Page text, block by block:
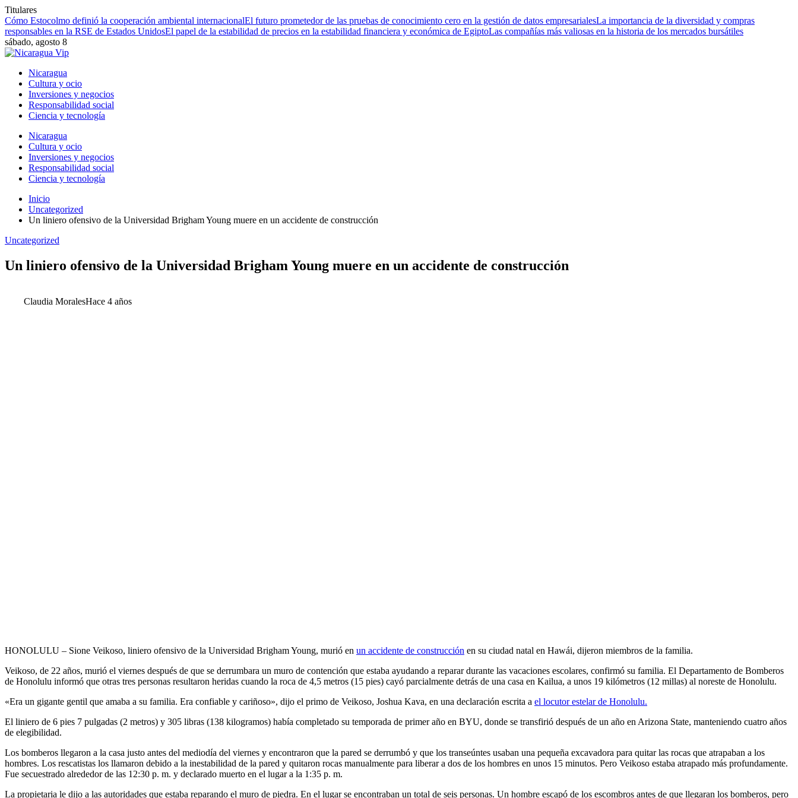
Titulares
Cómo Estocolmo definió la cooperación ambiental internacionalEl futuro prometedor de las pruebas de conocimiento cero en la gestión de datos empresarialesLa importancia de la diversidad y compras
responsables en la RSE de Estados UnidosEl papel de la estabilidad de precios en la estabilidad financiera y económica de EgiptoLas compañías más valiosas en la historia de los mercados bursátiles
sábado, agosto 8
Nicaragua
Cultura y ocio
Inversiones y negocios
Responsabilidad social
Ciencia y tecnología
Nicaragua
Cultura y ocio
Inversiones y negocios
Responsabilidad social
Ciencia y tecnología
Inicio
Uncategorized
Un liniero ofensivo de la Universidad Brigham Young muere en un accidente de construcción
Uncategorized
Un liniero ofensivo de la Universidad Brigham Young muere en un accidente de construcción
Claudia MoralesHace 4 años
HONOLULU – Sione Veikoso, liniero ofensivo de la Universidad Brigham Young, murió en un accidente de construcción en su ciudad natal en Hawái, dijeron miembros de la familia.
Veikoso, de 22 años, murió el viernes después de que se derrumbara un muro de contención que estaba ayudando a reparar durante las vacaciones escolares, confirmó su familia. El Departamento de Bomberos
de Honolulu informó que otras tres personas resultaron heridas cuando la roca de 4,5 metros (15 pies) cayó parcialmente detrás de una casa en Kailua, a unos 19 kilómetros (12 millas) al noreste de Honolulu.
«Era un gigante gentil que amaba a su familia. Era confiable y cariñoso», dijo el primo de Veikoso, Joshua Kava, en una declaración escrita a el locutor estelar de Honolulu.
El liniero de 6 pies 7 pulgadas (2 metros) y 305 libras (138 kilogramos) había completado su temporada de primer año en BYU, donde se transfirió después de un año en Arizona State, manteniendo cuatro años
de elegibilidad.
Los bomberos llegaron a la casa justo antes del mediodía del viernes y encontraron que la pared se derrumbó y que los transeúntes usaban una pequeña excavadora para quitar las rocas que atrapaban a los
hombres. Los rescatistas los llamaron debido a la inestabilidad de la pared y quitaron rocas manualmente para liberar a dos de los hombres en unos 15 minutos. Pero Veikoso estaba atrapado más profundamente.
Fue secuestrado alrededor de las 12:30 p. m. y declarado muerto en el lugar a la 1:35 p. m.
La propietaria le dijo a las autoridades que estaba reparando el muro de piedra. En el lugar se encontraban un total de seis personas. Un hombre escapó de los escombros antes de que llegaran los bomberos, pero